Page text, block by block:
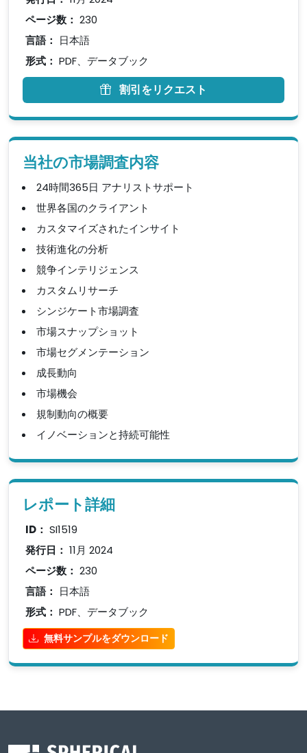
ページ数： 230
言語： 日本語
形式： PDF、データブック
割引をリクエスト
当社の市場調査内容
24時間365日 アナリストサポート
世界各国のクライアント
カスタマイズされたインサイト
技術進化の分析
競争インテリジェンス
カスタムリサーチ
シンジケート市場調査
市場スナップショット
市場セグメンテーション
成長動向
市場機会
規制動向の概要
イノベーションと持続可能性
レポート詳細
ID： SI1519
発行日： 11月 2024
ページ数： 230
言語： 日本語
形式： PDF、データブック
無料サンプルをダウンロード